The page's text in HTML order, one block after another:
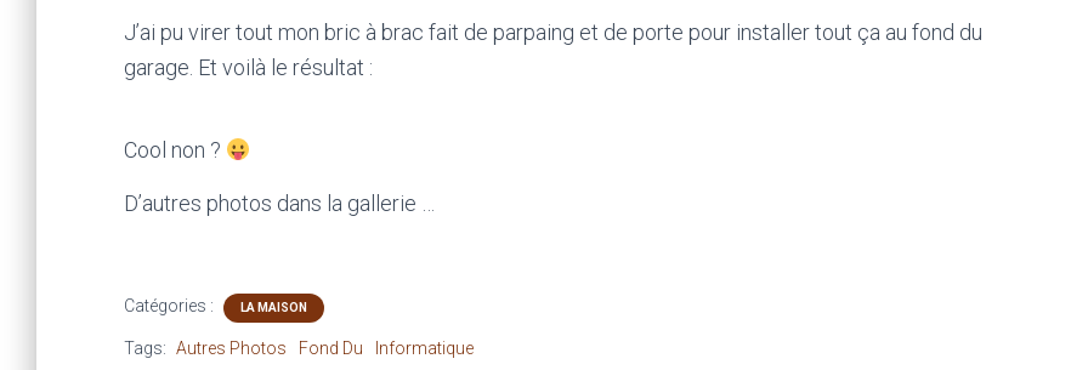
J’ai pu virer tout mon bric à brac fait de parpaing et de porte pour installer tout ça au fond du
garage. Et voilà le résultat :
Cool non ?
D’autres photos dans la gallerie …
Catégories : LA MAISON
Tags: Autres Photos Fond Du
Informatique